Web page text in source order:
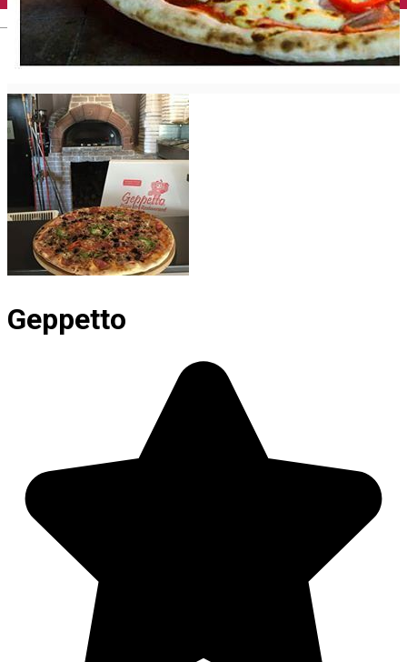
English
Geppetto